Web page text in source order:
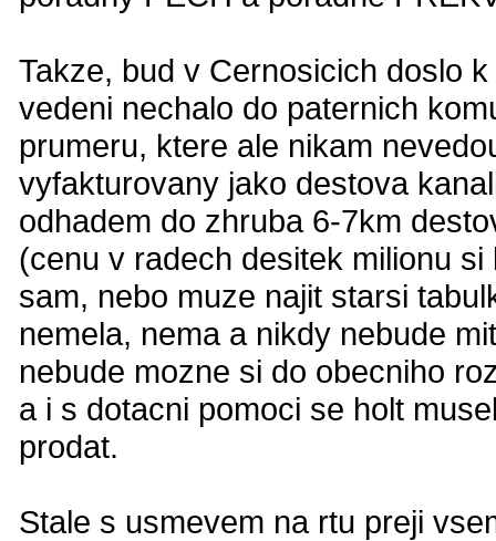
Takze, bud v Cernosicich doslo
vedeni nechalo do paternich
prumeru, ktere ale nikam
vyfakturovany jako destova
odhadem do zhruba 6-7km
(cenu v radech desitek milionu
sam, nebo muze najit starsi
nemela, nema a nikdy nebude
nebude mozne si do obecniho
a i s dotacni pomoci se holt
prodat.
Stale s usmevem na rtu preji